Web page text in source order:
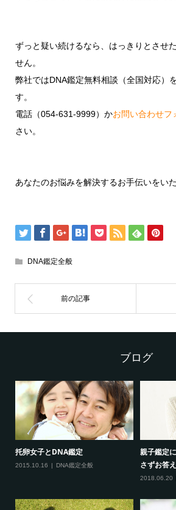
ずっと疑い続けるなら、はっきりとさせ
せん。
弊社ではDNA鑑定無料相談（全国対応）
す。
電話（054-631-9999）かお問い合わせフ
さい。
あなたのお悩みを解決するお手伝いをいた
DNA鑑定全般
ブログ
托卵女子とDNA鑑定
2015.10.16 DNA鑑定全般
親子鑑定
さずお答
2018.06.20